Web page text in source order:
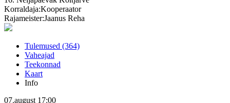
Korraldaja:Kooperaator
Rajameister:Jaanus Reha
Tulemused (364)
Vaheajad
Teekonnad
Kaart
Info
07.august 17:00